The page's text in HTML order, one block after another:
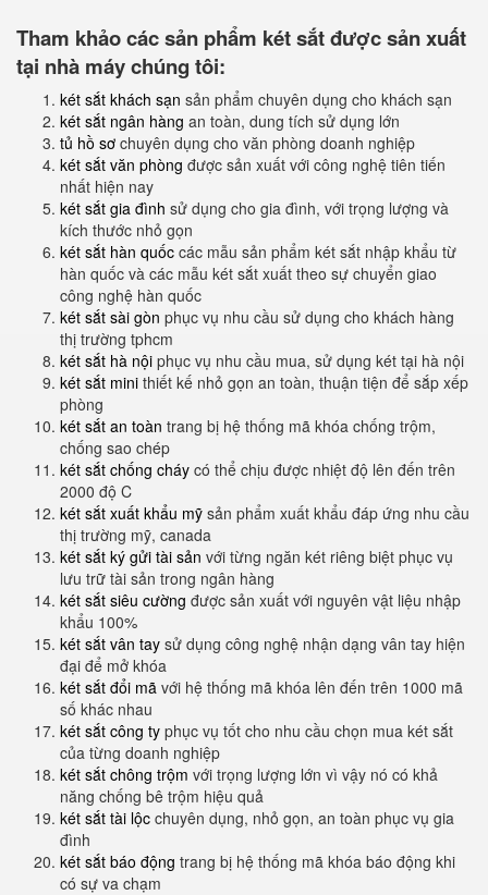
Tham khảo các sản phẩm két sắt được sản xuất
tại nhà máy chúng tôi:
két sắt khách sạn sản phẩm chuyên dụng cho khách sạn
két sắt ngân hàng an toàn, dung tích sử dụng lớn
tủ hồ sơ chuyên dụng cho văn phòng doanh nghiệp
két sắt văn phòng được sản xuất với công nghệ tiên tiến
nhất hiện nay
két sắt gia đình sử dụng cho gia đình, với trọng lượng và
kích thước nhỏ gọn
két sắt hàn quốc các mẫu sản phẩm két sắt nhập khẩu từ
hàn quốc và các mẫu két sắt xuất theo sự chuyển giao
công nghệ hàn quốc
két sắt sài gòn phục vụ nhu cầu sử dụng cho khách hàng
thị trường tphcm
két sắt hà nội phục vụ nhu cầu mua, sử dụng két tại hà nội
két sắt mini thiết kế nhỏ gọn an toàn, thuận tiện để sắp xếp
phòng
két sắt an toàn trang bị hệ thống mã khóa chống trộm,
chống sao chép
két sắt chống cháy có thể chịu được nhiệt độ lên đến trên
2000 độ C
két sắt xuất khẩu mỹ sản phẩm xuất khẩu đáp ứng nhu cầu
thị trường mỹ, canada
két sắt ký gửi tài sản với từng ngăn két riêng biệt phục vụ
lưu trữ tài sản trong ngân hàng
két sắt siêu cường được sản xuất với nguyên vật liệu nhập
khẩu 100%
két sắt vân tay sử dụng công nghệ nhận dạng vân tay hiện
đại để mở khóa
két sắt đổi mã với hệ thống mã khóa lên đến trên 1000 mã
số khác nhau
két sắt công ty phục vụ tốt cho nhu cầu chọn mua két sắt
của từng doanh nghiệp
két sắt chông trộm với trọng lượng lớn vì vậy nó có khả
năng chống bê trộm hiệu quả
két sắt tài lộc chuyên dụng, nhỏ gọn, an toàn phục vụ gia
đình
két sắt báo động trang bị hệ thống mã khóa báo động khi
có sự va chạm